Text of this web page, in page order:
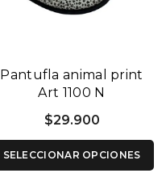
Pantufla animal print
Art 1100 N
$29.900
SELECCIONAR OPCIONES